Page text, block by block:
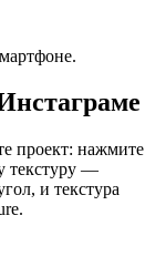
проект: нажмите
текстуру —
и текстура